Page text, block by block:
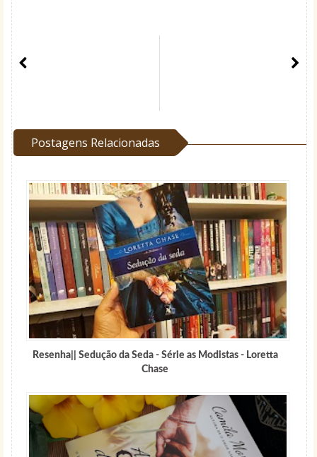
Postagens Relacionadas
Resenha|| Sedução da Seda - Série as Modistas - Loretta
Chase